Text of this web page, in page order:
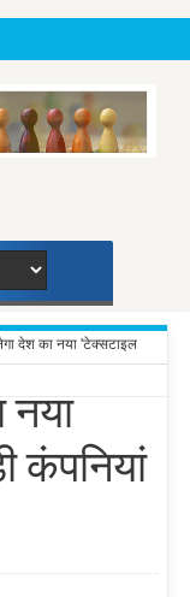
देश का नया 'टेक्सटाइल
नया
कंपनियां